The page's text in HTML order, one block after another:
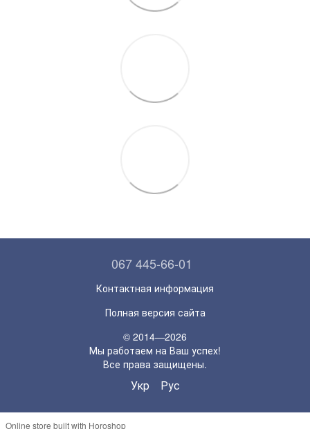
067 445-66-01
Контактная информация
Полная версия сайта
© 2014—2026
Мы работаем на Ваш успех!
Все права защищены.
Укр Рус
Online store built with Horoshop